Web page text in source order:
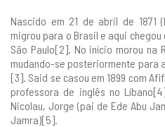
Nascido em 21 de abril de 1871
migrou para o Brasil e aqui
São Paulo[2]. No início morou na
mudando-se posteriormente para
[3]. Said se casou em 1899 com
professora de inglês no
Nicolau, Jorge (pai de Ede Abu
Jamra)[5].